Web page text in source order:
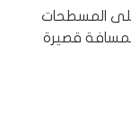
المسطحات
لمسافة قصيرة